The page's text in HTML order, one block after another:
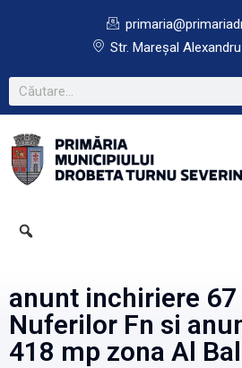
Str. Mareșal
anunt inchiriere 67
Nuferilor Fn si
418 mp zona Al